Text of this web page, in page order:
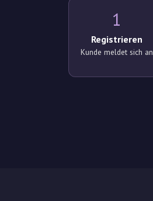
1
Registrieren
Kunde meldet sich an